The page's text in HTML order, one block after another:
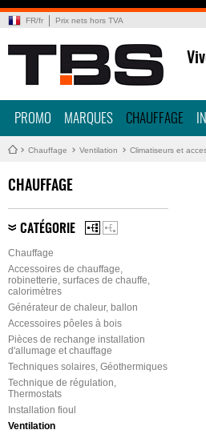
FR/fr Prix nets hors TVA
PROMO MARQUES CHAUFFAGE
Chauffage Ventilation Climatiseurs et
CHAUFFAGE
CATÉGORIE
Chauffage
Accessoires de chauffage,
robinetterie, surfaces de chauffe,
calorimètres
Générateur de chaleur, ballon
Accessoires pôeles à bois
Pièces de rechange installation
d'allumage et chauffage
Techniques solaires, Géothermiques
Technique de régulation,
Thermostats
Installation fioul
Ventilation